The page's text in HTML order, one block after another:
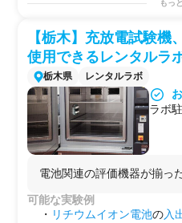
を仕上げたい開発チー
たい場合
最終試験前のプリテスト検
もっ
【栃木】充放電試験
使用できるレンタルラ
栃木県 レンタルラボ
ラボ
電池関連の評価機器が揃っ
可能な実験例
・ リチウムイオン電池の入